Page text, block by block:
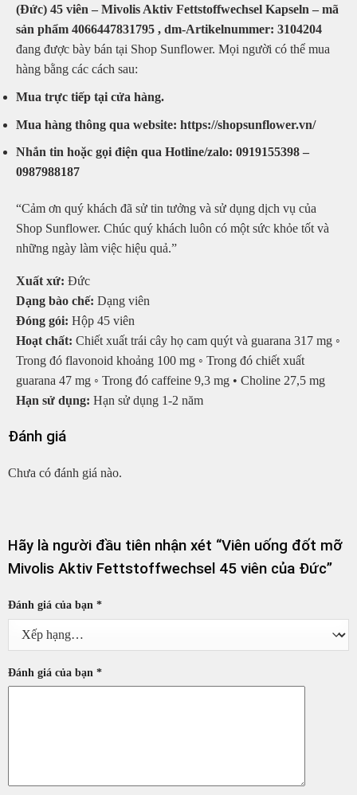
(Đức) 45 viên – Mivolis Aktiv Fettstoffwechsel Kapseln – mã
sản phẩm 4066447831795 , dm-Artikelnummer: 3104204
đang được bày bán tại Shop Sunflower. Mọi người có thể mua
hàng bằng các cách sau:
Mua trực tiếp tại cửa hàng.
Mua hàng thông qua website: https://shopsunflower.vn/
Nhắn tin hoặc gọi điện qua Hotline/zalo: 0919155398 –
0987988187
“Cảm ơn quý khách đã sử tin tưởng và sử dụng dịch vụ của
Shop Sunflower. Chúc quý khách luôn có một sức khỏe tốt và
những ngày làm việc hiệu quả.”
Xuất xứ: Đức
Dạng bào chế: Dạng viên
Đóng gói: Hộp 45 viên
Hoạt chất: Chiết xuất trái cây họ cam quýt và guarana 317 mg ◦
Trong đó flavonoid khoảng 100 mg ◦ Trong đó chiết xuất
guarana 47 mg ◦ Trong đó caffeine 9,3 mg • Choline 27,5 mg
Hạn sử dụng: Hạn sử dụng 1-2 năm
Đánh giá
Chưa có đánh giá nào.
Hãy là người đầu tiên nhận xét “Viên uống đốt mỡ
Mivolis Aktiv Fettstoffwechsel 45 viên của Đức”
Đánh giá của bạn *
Đánh giá của bạn *